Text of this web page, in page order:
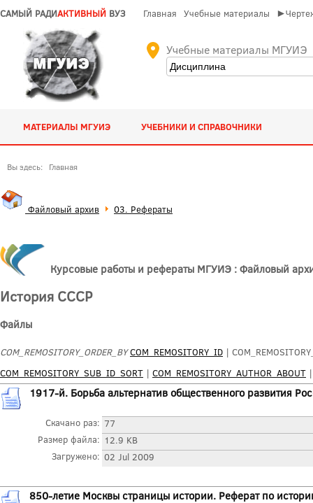
САМЫЙ РАДИАКТИВНЫЙ ВУЗ Главная Учебные материалы
Учебные материалы МГУИЭ
МАТЕРИАЛЫ МГУИЭ УЧЕБНИКИ И СПРАВОЧНИКИ
Вы здесь: Главная
Файловый архив 03. Рефераты
Курсовые работы и рефераты МГУИЭ : Файловый
История СССР
Файлы
COM_REMOSITORY_ORDER_BYCOM_REMOSITORY_ID |
COM_REMOSITORY_SUB_ID_SORT | COM_REMOSITORY_AUTHOR_ABOUT
1917-й. Борьба альтернатив общественного развития
Скачано раз: 77
Размер файла: 12.9 KB
Загружено: 02 Jul 2009
850-летие Москвы страницы истории. Реферат по